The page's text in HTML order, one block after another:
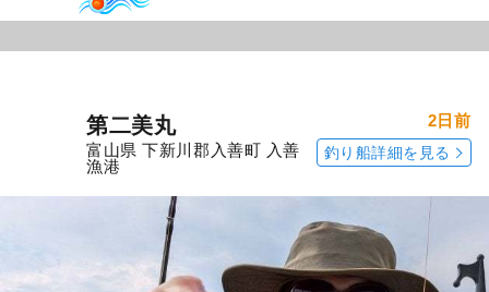
第二美丸
富山県 下新川郡入善町 入善
漁港
2日前
釣り船詳細を見る